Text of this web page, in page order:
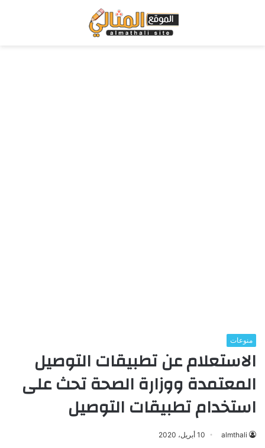
منوعات
الاستعلام عن تطبيقات التوصيل
المعتمدة ووزارة الصحة تحث على
استخدام تطبيقات التوصيل
almthali 10 أبريل، 2020